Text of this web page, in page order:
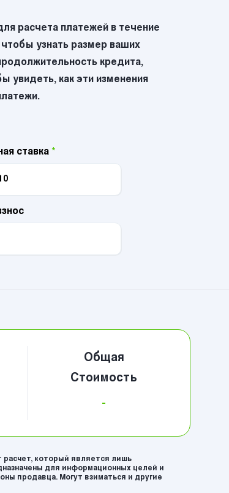
расчета платежей в течение
узнать размер ваших
кредита,
увидеть, как эти изменения
ставка *
Общая
Стоимость
-
который является лишь
для информационных целей и
продавца. Могут взиматься и другие